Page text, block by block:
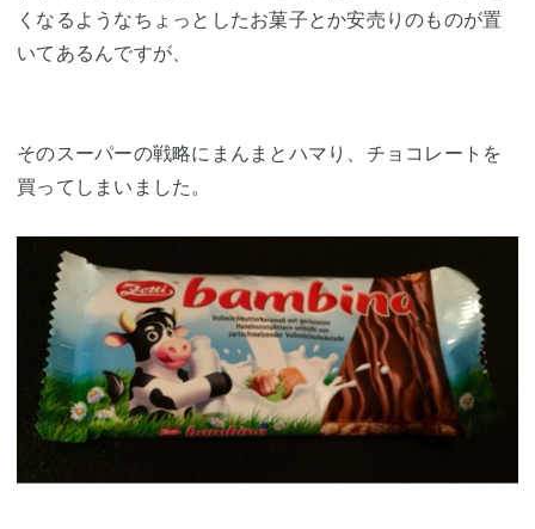
くなるようなちょっとしたお菓子とか安売りのものが置
いてあるんですが、
そのスーパーの戦略にまんまとハマり、チョコレートを
買ってしまいました。